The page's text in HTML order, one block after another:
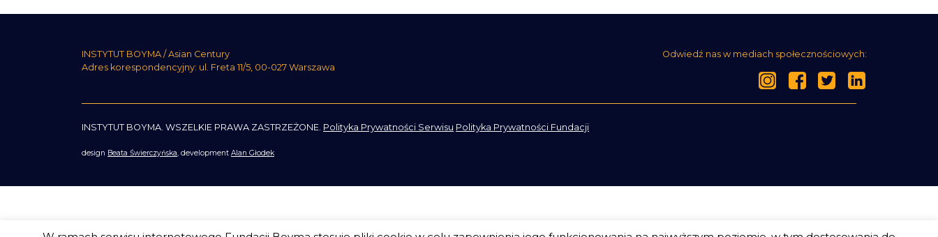
INSTYTUT BOYMA / Asian Century
Adres korespondencyjny: ul. Freta 11/5, 00-027 Warszawa
Odwiedź nas w mediach społecznościowych:
INSTYTUT BOYMA. WSZELKIE PRAWA ZASTRZEŻONE. Polityka Prywatności Serwisu Polityka Prywatności Fundacji
design Beata Świerczyńska, development Alan Głodek